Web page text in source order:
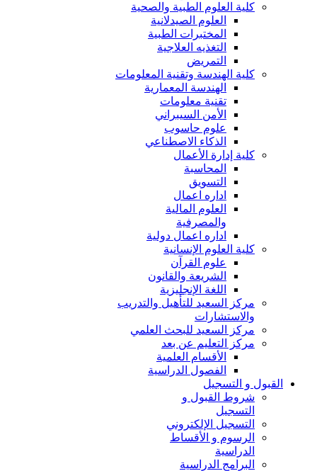
كلية العلوم الطبية والصحية
العلوم الصيدلانية
المختبرات الطبية
التغذيه العلاجية
التمريض
كلية الهندسة وتقنية المعلومات
الهندسة المعمارية
تقنية معلومات
الأمن السيبراني
علوم حاسوب
الذكاء الاصطناعي
كلية إدارة الأعمال
المحاسبة
التسويق
اداره اعمال
العلوم المالية
والمصرفية
اداره اعمال دولية
كلية العلوم الإنسانية
علوم القرآن
الشريعة والقانون
اللغة الإنجليزية
مركز السعيد للتأهيل والتدريب
والاستشارات
مركز السعيد للبحث العلمي
مركز التعليم عن بعد
الأقسام العلمية
الفصول الدراسية
القبول و التسجيل
شروط القبول و
التسجيل
التسجيل الإلكتروني
الرسوم و الأقساط
الدراسية
البرامج الدراسية